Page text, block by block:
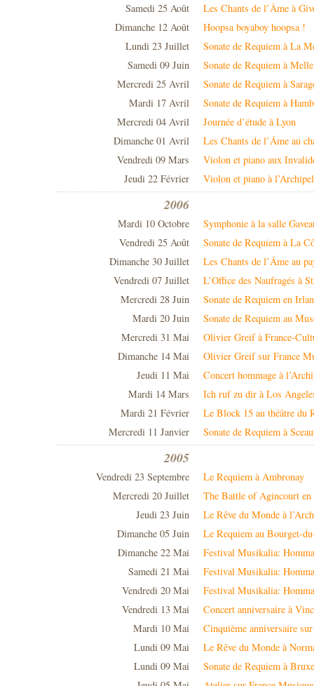
Samedi 25 Août
Les Chants de l’Âme à
Dimanche 12 Août
Hoopsa boyaboy hoopsa !
Lundi 23 Juillet
Sonate de Requiem à La
Samedi 09 Juin
Sonate de Requiem à Melle
Mercredi 25 Avril
Sonate de Requiem à
Mardi 17 Avril
Sonate de Requiem à
Mercredi 04 Avril
Journée d’étude à Lyon
Dimanche 01 Avril
Les Chants de l’Âme au
Vendredi 09 Mars
Violon et piano aux
Jeudi 22 Février
Violon et piano à l’Archipel
2006
Mardi 10 Octobre
Symphonie à la salle
Vendredi 25 Août
Sonate de Requiem à La
Dimanche 30 Juillet
Les Chants de l’Âme au
Vendredi 07 Juillet
L’Office des Naufragés à
Mercredi 28 Juin
Sonate de Requiem en
Mardi 20 Juin
Sonate de Requiem au
Mercredi 31 Mai
Olivier Greif à France-
Dimanche 14 Mai
Olivier Greif sur France
Jeudi 11 Mai
Concert hommage à
Mardi 14 Mars
Ich ruf zu dir à Los
Mardi 21 Février
Le Block 15 au théâtre du
Mercredi 11 Janvier
Sonate de Requiem à
2005
Vendredi 23 Septembre
Le Requiem à Ambronay
Mercredi 20 Juillet
The Battle of Agincourt en
Jeudi 23 Juin
Le Rêve du Monde à
Dimanche 05 Juin
Le Requiem au Bourget-
Dimanche 22 Mai
Festival Musikalia:
Samedi 21 Mai
Festival Musikalia:
Vendredi 20 Mai
Festival Musikalia:
Vendredi 13 Mai
Concert anniversaire à
Mardi 10 Mai
Cinquième anniversaire
Lundi 09 Mai
Le Rêve du Monde à
Lundi 09 Mai
Sonate de Requiem à